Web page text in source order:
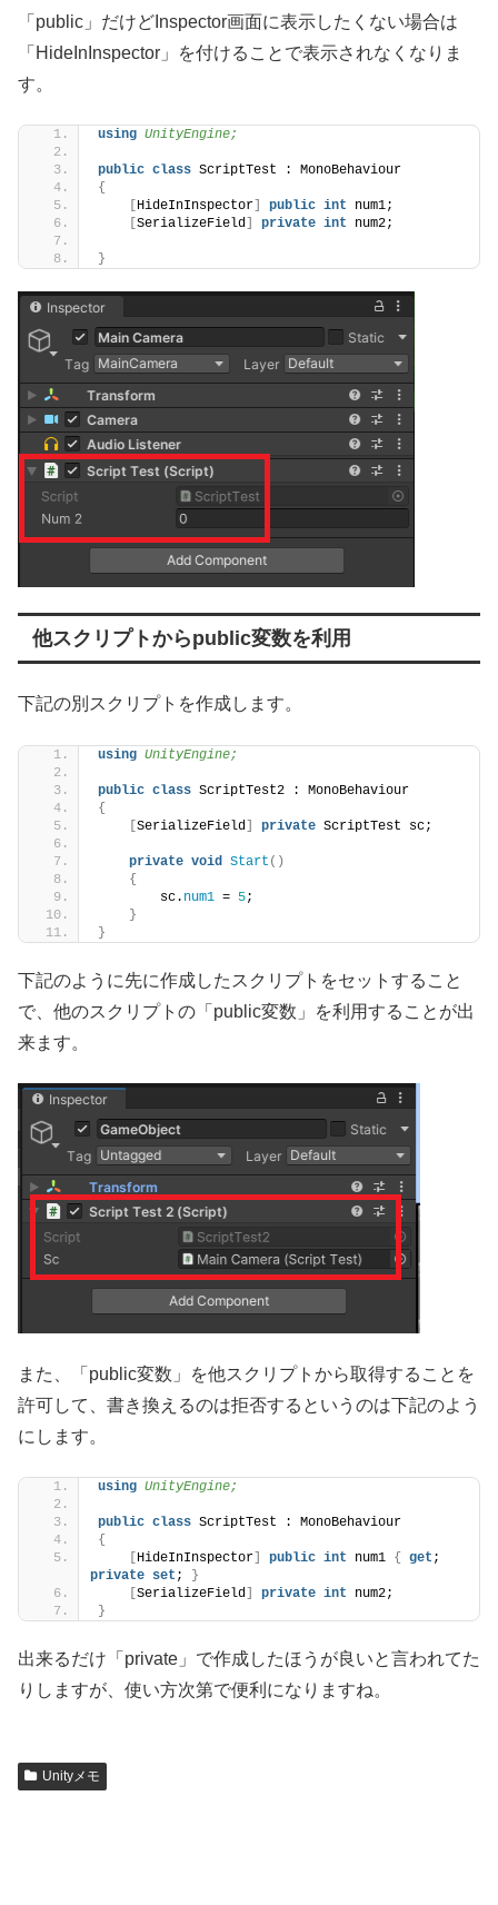
「public」だけどInspector画面に表示したくない場合は
「HideInInspector」を付けることで表示されなくなりま
す。
using UnityEngine;
public class ScriptTest : MonoBehaviour
{
HideInInspector public int num1;
SerializeField private int num2;
}
他スクリプトからpublic変数を利用
下記の別スクリプトを作成します。
using UnityEngine;
public class ScriptTest2 : MonoBehaviour
{
[SerializeField] private ScriptTest sc;
private void Start ()
{
        sc.
num1 = 5;
}
}
下記のように先に作成したスクリプトをセットすること
で、他のスクリプトの「public変数」を利用することが出
来ます。
また、「public変数」を他スクリプトから取得することを
許可して、書き換えるのは拒否するというのは下記のよう
にします。
using UnityEngine;
public class ScriptTest : MonoBehaviour
{
HideInInspector public int num1 { get
private set ;
}
SerializeField private int num2;
}
出来るだけ「private」で作成したほうが良いと言われてた
りしますが、使い方次第で便利になりますね。
Unityメモ